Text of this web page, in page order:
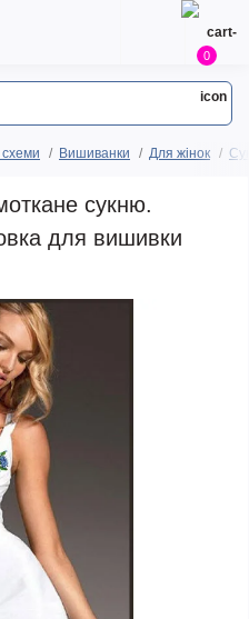
0
схеми Вишиванки Для жінок
сукню.
для вишивки